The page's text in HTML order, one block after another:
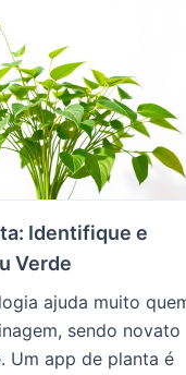
Identifique e
Verde
ajuda muito
sendo novato
Um app de planta é